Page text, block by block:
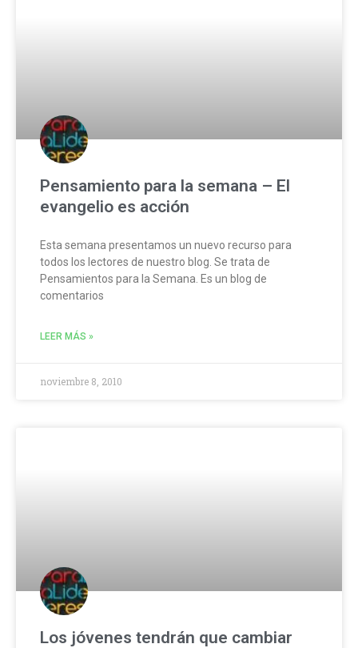
Pensamiento para la semana – El
evangelio es acción
Esta semana presentamos un nuevo recurso para
todos los lectores de nuestro blog. Se trata de
Pensamientos para la Semana. Es un blog de
comentarios
LEER MÁS »
noviembre 8, 2010
Los jóvenes tendrán que cambiar